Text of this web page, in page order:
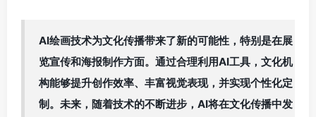
AI绘画技术为文化传播带来了新的可能性，特别是在展
览宣传和海报制作方面。通过合理利用AI工具，文化机
构能够提升创作效率、丰富视觉表现，并实现个性化定
制。未来，随着技术的不断进步，AI将在文化传播中发